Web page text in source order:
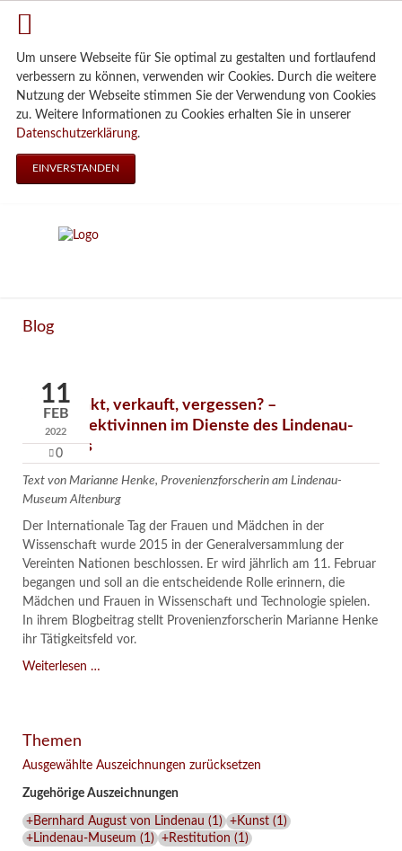
Um unsere Webseite für Sie optimal zu gestalten und fortlaufend
verbessern zu können, verwenden wir Cookies. Durch die weitere
Nutzung der Webseite stimmen Sie der Verwendung von Cookies
zu. Weitere Informationen zu Cookies erhalten Sie in unserer
Datenschutzerklärung.
EINVERSTANDEN
Blog
11
FEB
2022
0
Verschenkt, verkauft, vergessen? –
Kunstdetektivinnen im Dienste des Lindenau-
Museums
Text von Marianne Henke, Provenienzforscherin am Lindenau-
Museum Altenburg
Der Internationale Tag der Frauen und Mädchen in der
Wissenschaft wurde 2015 in der Generalversammlung der
Vereinten Nationen beschlossen. Er wird jährlich am 11. Februar
begangen und soll an die entscheidende Rolle erinnern, die
Mädchen und Frauen in Wissenschaft und Technologie spielen.
In ihrem Blogbeitrag stellt Provenienzforscherin Marianne Henke
ihr Tätigkeitsfeld vor.
Weiterlesen …
im
des
Lindenau-
Museums
Themen
Ausgewählte Auszeichnungen zurücksetzen
Zugehörige Auszeichnungen
+Bernhard August von Lindenau (1 ) +Kunst(1 )
+Lindenau-Museum (1 ) +Restitution (1 )